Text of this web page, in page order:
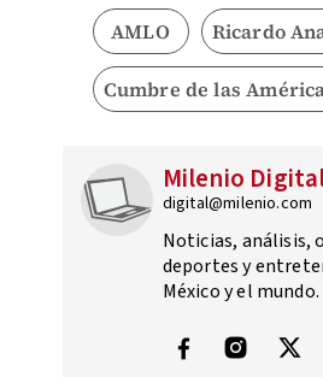
AMLO Ricardo
Cumbre de las
Milenio
digital@milenio.com
Noticias, análisis,
deportes y
México y el mundo.